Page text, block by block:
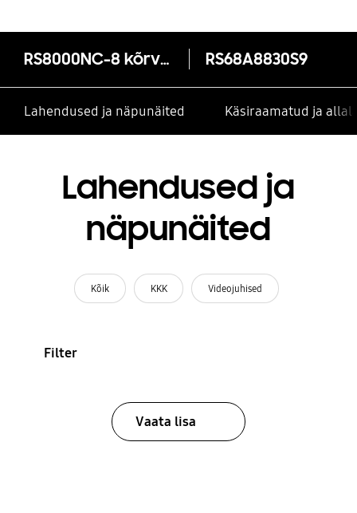
RS8000NC-8 kõrvuti ustega külmkapp SpaceMax™ Tehnoloogiaga RS68A8830S9
Lahendused ja näpunäited Käsiraamatud ja
Lahendused ja
näpunäited
Kõik KKK Videojuhised
Filter
Vaata lisa